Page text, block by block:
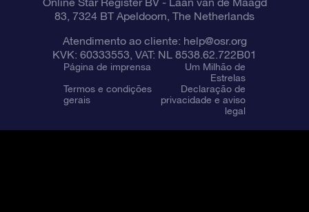
83, 7324 BT Apeldoorn, The Netherlands
Atendimento ao cliente: help@osr.org
KVK: 60333553, VAT: NL 8538.62.722B01
Página de imprensa
Um Milhão de
Estrelas
Termos e condições
gerais
Declaração de
privacidade e aviso
legal